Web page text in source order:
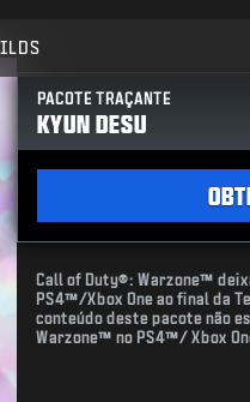
PACOTE TRAÇANTE
KYUN DESU
Call of Duty®: Warzone™
PS4™/Xbox One ao final da
conteúdo deste pacote não
Warzone™ no PS4™/ Xbox